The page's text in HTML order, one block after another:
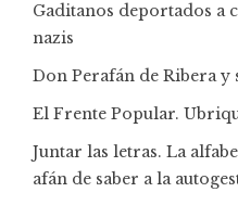
Gaditanos deportados a
nazis
Don Perafán de Ribera y
El Frente Popular.
Juntar las letras. La
afán de saber a la